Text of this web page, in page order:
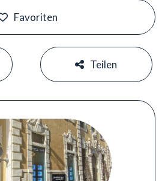
Favoriten
Teilen